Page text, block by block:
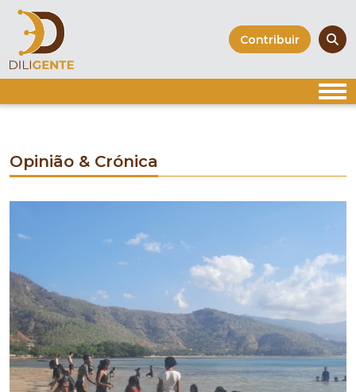
Skip
content
Contribuir
Opinião & Crónica